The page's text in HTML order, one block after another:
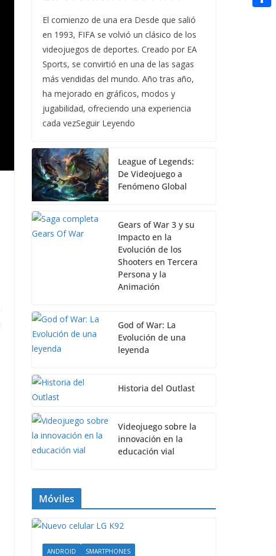
El comienzo de una era Desde que salió
en 1993, FIFA se volvió un clásico de los
videojuegos de deportes. Creado por EA
Sports, se convirtió en una de las sagas
más vendidas del mundo. Año tras año,
ha mejorado en gráficos, modos y
jugabilidad, ofreciendo una experiencia
cada vezSeguir Leyendo
League of Legends:
De Videojuego a
Fenómeno Global
Gears of War 3 y su
Impacto en la
Evolución de los
Shooters en Tercera
Persona y la
Animación
God of War: La
Evolución de una
leyenda
Historia del Outlast
Videojuego sobre la
innovación en la
educación vial
Móviles
ANDROID SMARTPHONES
n
a